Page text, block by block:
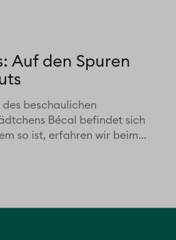
Auf den Spuren
beschaulichen
Bécal befindet sich
so ist, erfahren wir beim...